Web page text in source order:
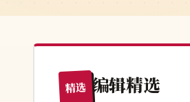
精选 编辑精选